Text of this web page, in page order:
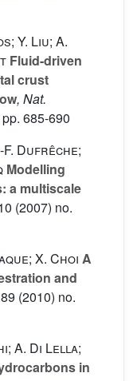
Y. Liu; A.
Fluid-driven
crust
, Nat.
685-690
Dufrêche;
Modelling
a multiscale
(2007) no.
X. Choi A
and
(2010) no.
A. Di Lella;
in